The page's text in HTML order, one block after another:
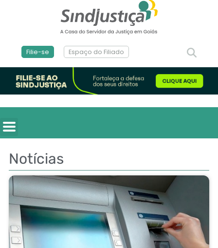
Filie-se Espaço do Filiado
Notícias